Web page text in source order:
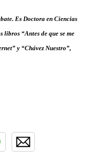
Es Doctora en Ciencias
“Antes de que se me
y “Chávez Nuestro”,